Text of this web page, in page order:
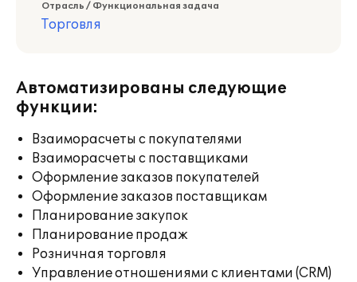
Отрасль / Функциональная задача
Торговля
Автоматизированы следующие
функции:
Взаиморасчеты с покупателями
Взаиморасчеты с поставщиками
Оформление заказов покупателей
Оформление заказов поставщикам
Планирование закупок
Планирование продаж
Розничная торговля
Управление отношениями с клиентами (CRM)